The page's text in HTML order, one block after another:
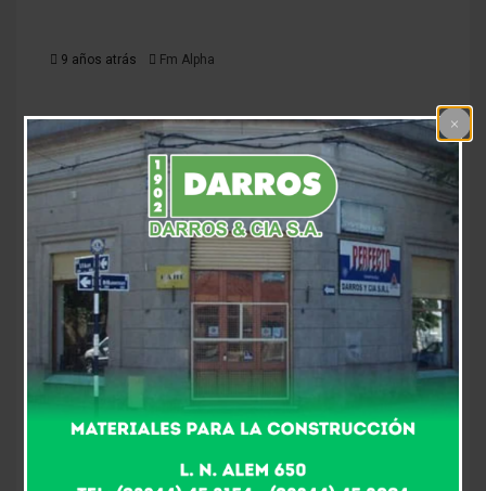
9 años atrás Fm Alpha
La Subsecretaría de Educación dependiente de la
Secretaría de Desarrollo Social y Educación de la
Municipalidad de Las Flores, informa que está abierta
la inscripción para el segundo encuentro del Taller de
Prevención e Intervención para Padres y Docentes
sobre Estimulación Temprana.
Como fue con el primero, este también será dictado de
forma gratuita por la Lic. en Psicomotricidad, Cecilia
Francischetti; con una modalidad de taller teórico-
práctico, con una totalidad de cuatro encuentros
(pueden tomarse todos o de forma individual).
padres y docentes en la crianza y las transiciones que